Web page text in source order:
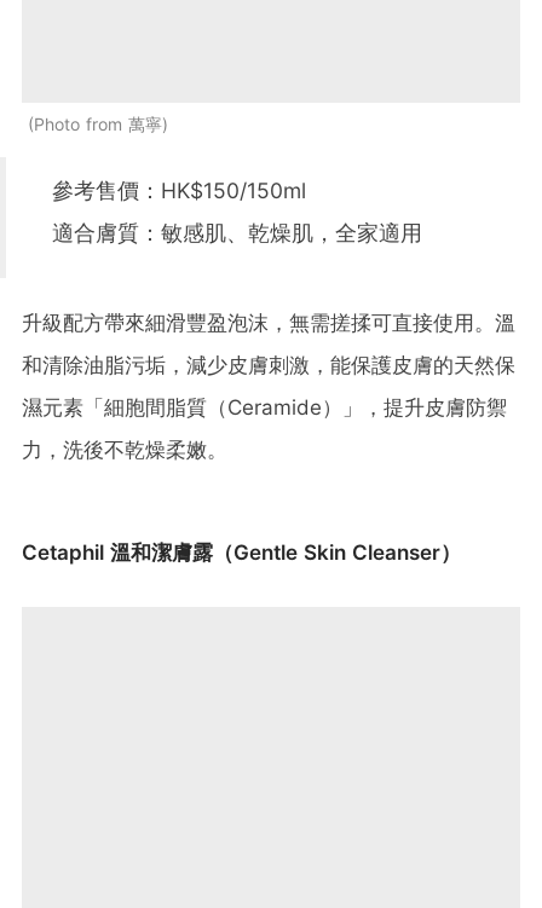
Photo from 萬寧
參考售價：HK$150/150ml
適合膚質：敏感肌、乾燥肌，全家適用
升級配方帶來細滑豐盈泡沫，無需搓揉可直接使用。溫
和清除油脂污垢，減少皮膚刺激，能保護皮膚的天然保
濕元素「細胞間脂質（Ceramide）」，提升皮膚防禦
力，洗後不乾燥柔嫩。
Cetaphil 溫和潔膚露（Gentle Skin Cleanser）